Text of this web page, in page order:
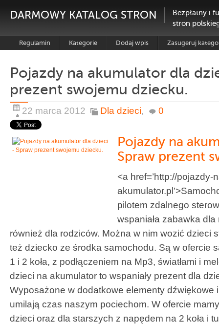
DARMOWY KATALOG STRON
Bezpłatny i
stron
Regulamin Kategorie Dodaj wpis Zasugeruj
Pojazdy na akumulator dla
prezent swojemu dziecku.
22 marca 2012 Dla dzieci, 0
Pojazdy na
Spraw prezent
<a href=’http://pojazdy-
pilotem zdalnego
wspaniała zabawka
również dla rodziców. Można w nim wozić dzieci
też dziecko ze środka samochodu. Są w ofercie
1 i 2 koła, z podłączeniem na Mp3, światłami i
dzieci na akumulator to wspaniały prezent dla
Wyposażone w dodatkowe elementy dźwiękowe
umilają czas naszym pociechom. W ofercie
dzieci oraz dla starszych z napędem na 2 koła i